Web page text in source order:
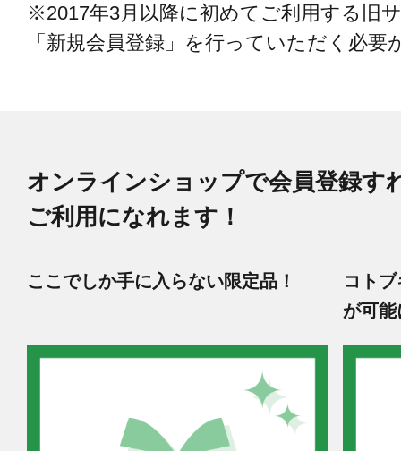
※2017年3月以降に初めてご利用する旧
「新規会員登録」を行っていただく必要
オンラインショップで会員登録す
ご利用になれます！
ここでしか手に入らない限定品！
コト
が可能